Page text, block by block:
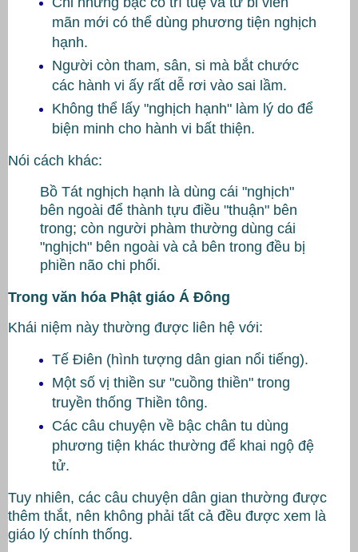
mãn mới có thể dùng phương tiện nghịch
hạnh.
Người còn tham, sân, si mà bắt chước
các hành vi ấy rất dễ rơi vào sai lầm.
Không thể lấy "nghịch hạnh" làm lý do để
biện minh cho hành vi bất thiện.
Nói cách khác:
Bồ Tát nghịch hạnh là dùng cái "nghịch"
bên ngoài để thành tựu điều "thuận" bên
trong; còn người phàm thường dùng cái
"nghịch" bên ngoài và cả bên trong đều bị
phiền não chi phối.
Trong văn hóa Phật giáo Á Đông
Khái niệm này thường được liên hệ với:
Tế Điên (hình tượng dân gian nổi tiếng).
Một số vị thiền sư "cuồng thiền" trong
truyền thống Thiền tông.
Các câu chuyện về bậc chân tu dùng
phương tiện khác thường để khai ngộ đệ
tử.
Tuy nhiên, các câu chuyện dân gian thường được
thêm thắt, nên không phải tất cả đều được xem là
giáo lý chính thống.